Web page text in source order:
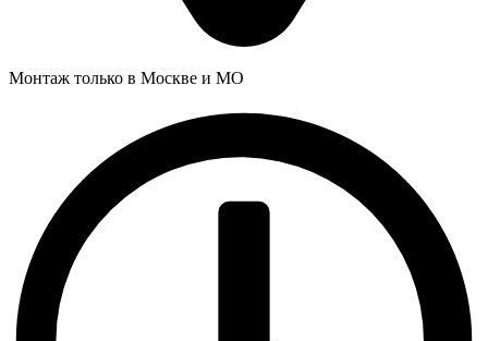
Монтаж только в Москве и МО